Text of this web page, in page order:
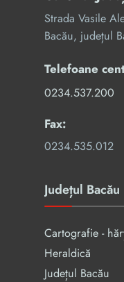
Strada Vasile
Bacău, județul
Telefoane
0234.537.200
Fax:
0234.535.012
Județul Bacău
Cartografie -
Heraldică
Județul Bacău